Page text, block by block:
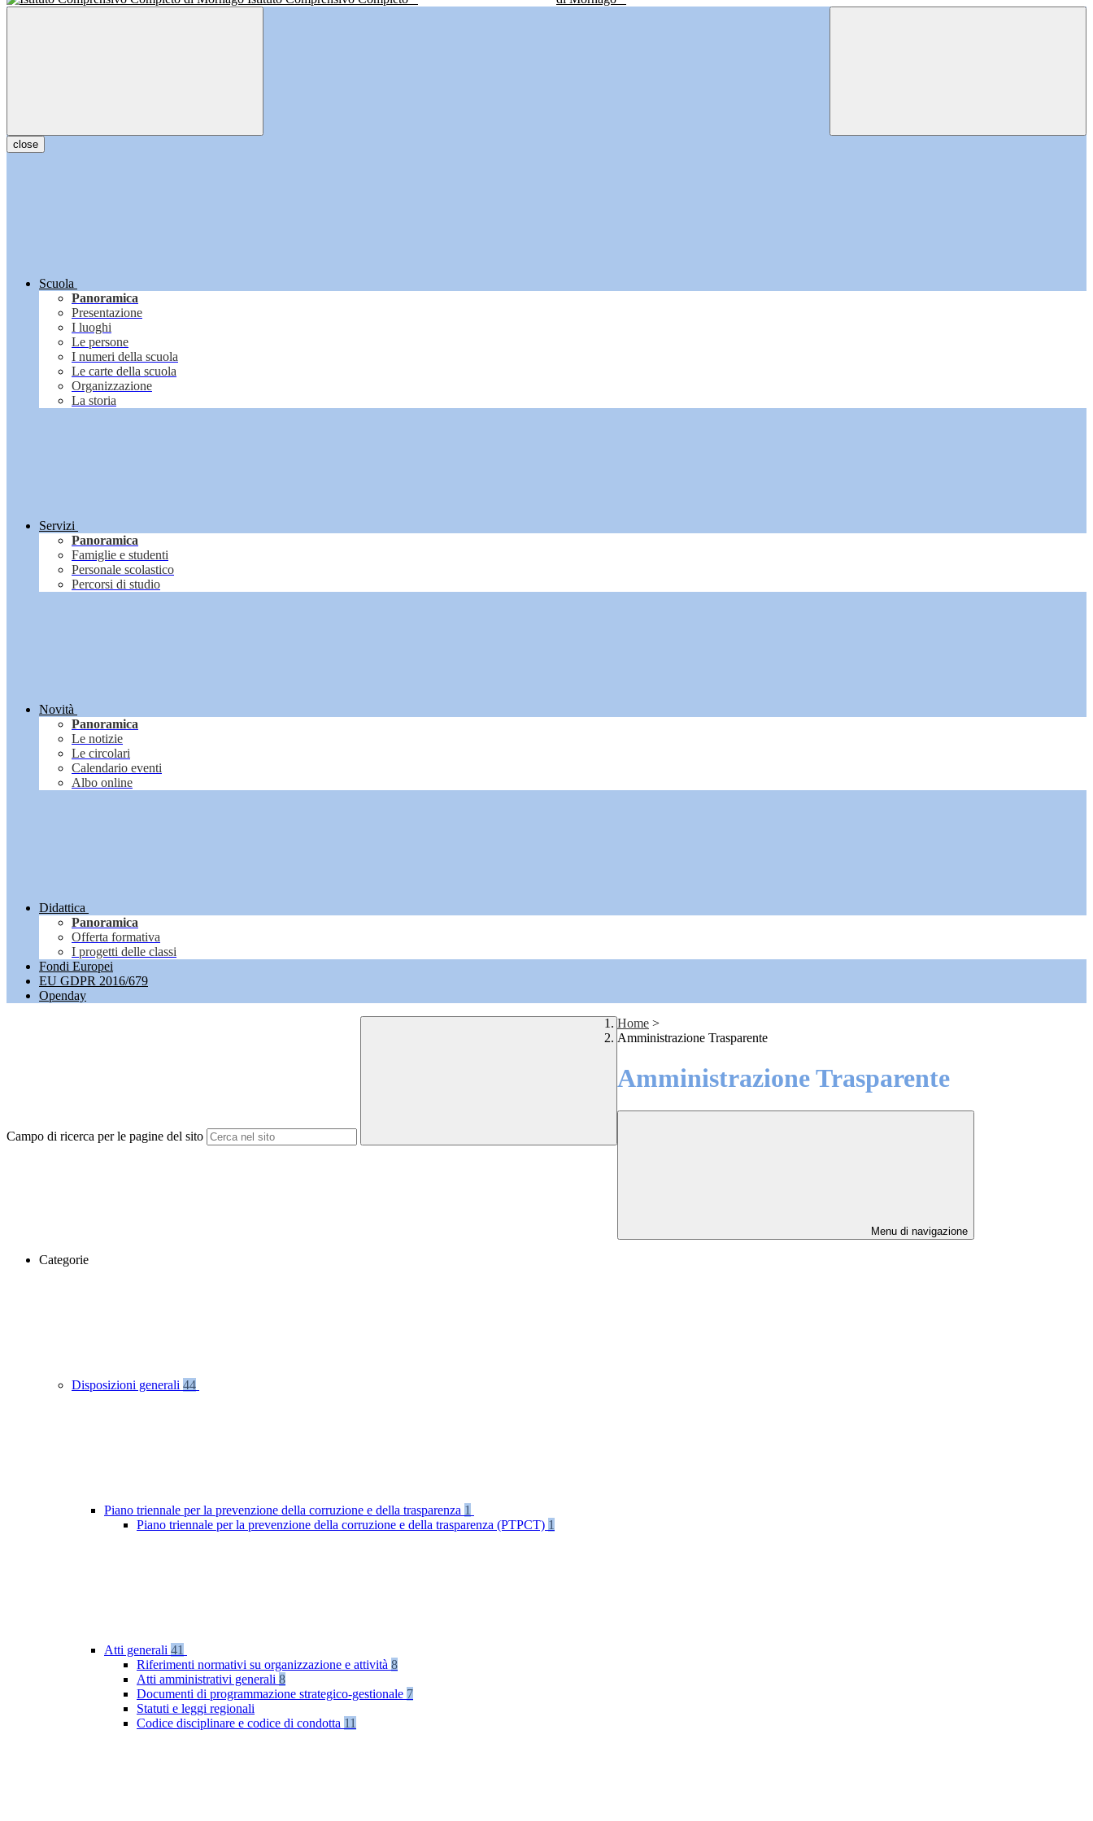
close
Scuola
Panoramica
Presentazione
I luoghi
Le persone
I numeri della scuola
Le carte della scuola
Organizzazione
La storia
Servizi
Panoramica
Famiglie e studenti
Personale scolastico
Percorsi di studio
Novità
Panoramica
Le notizie
Le circolari
Calendario eventi
Albo online
Didattica
Panoramica
Offerta formativa
I progetti delle classi
Fondi Europei
EU GDPR 2016/679
Openday
Campo di ricerca per le pagine del sito
Home >
Amministrazione Trasparente
Amministrazione Trasparente
Menu di navigazione
Categorie
Disposizioni generali 44
Piano triennale per la prevenzione della corruzione e della trasparenza 1
Piano triennale per la prevenzione della corruzione e della trasparenza (PTPCT) 1
Atti generali 41
Riferimenti normativi su organizzazione e attività 8
Atti amministrativi generali 8
Documenti di programmazione strategico-gestionale 7
Statuti e leggi regionali
Codice disciplinare e codice di condotta 11